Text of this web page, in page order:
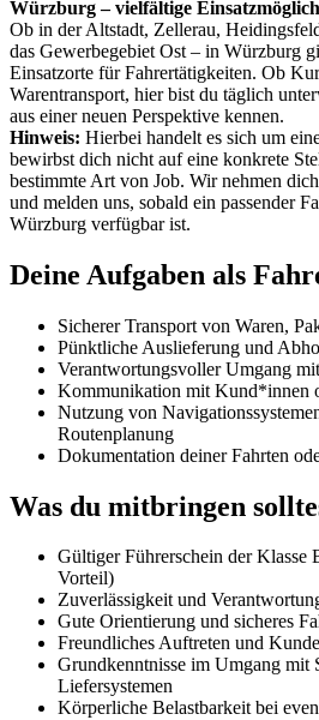
Würzburg – vielfältige
Ob in der Altstadt, Zellerau,
das Gewerbegebiet Ost – in Würzburg
Einsatzorte für Fahrertätigkeiten. Ob
Warentransport, hier bist du täglich
aus einer neuen Perspektive kennen.
Hinweis: Hierbei handelt es sich um
bewirbst dich nicht auf eine konkrete
bestimmte Art von Job. Wir nehmen
und melden uns, sobald ein passender
Würzburg verfügbar ist.
Deine Aufgaben als
Sicherer Transport von Waren,
Pünktliche Auslieferung und
Verantwortungsvoller Umgang
Kommunikation mit Kund*innen
Nutzung von
Routenplanung
Dokumentation deiner Fahrten
Was du mitbringen
Gültiger Führerschein der Klasse
Vorteil)
Zuverlässigkeit und
Gute Orientierung und sicheres
Freundliches Auftreten und
Grundkenntnisse im Umgang mit
Liefersystemen
Körperliche Belastbarkeit bei